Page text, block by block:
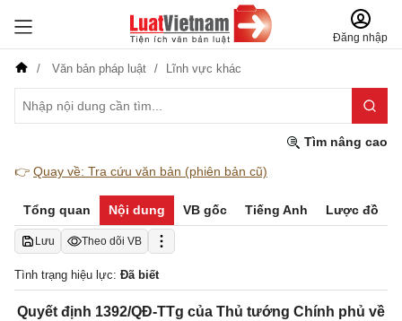
Đăng nhập
Văn bản pháp luật Lĩnh vực khác
Tìm nâng cao
👉 Quay về: Tra cứu văn bản (phiên bản cũ)
Tổng quan Nội dung VB gốc Tiếng Anh Lược đồ
Lưu Theo dõi VB
Tình trạng hiệu lực: Đã biết
Quyết định 1392/QĐ-TTg của Thủ tướng Chính phủ về